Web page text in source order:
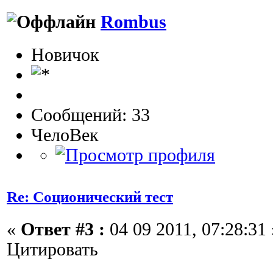
Rombus
Новичок
Сообщений: 33
ЧелоВек
Re: Соционический тест
« Ответ #3 : 04 09 2011, 07:28:31
Цитировать